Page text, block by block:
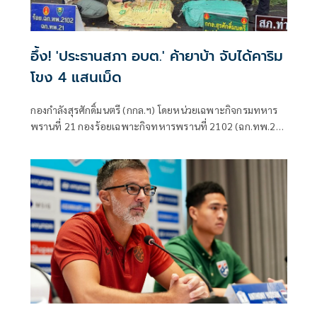
อึ้ง! 'ประธานสภา อบต.' ค้ายาบ้า จับได้คาริม
โขง 4 แสนเม็ด
กองกำลังสุรศักดิ์มนตรี (กกล.ฯ) โดยหน่วยเฉพาะกิจกรมทหาร
พรานที่ 21 กองร้อยเฉพาะกิจทหารพรานที่ 2102 (ฉก.ทพ.21